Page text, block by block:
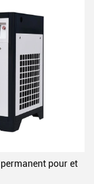
pour et